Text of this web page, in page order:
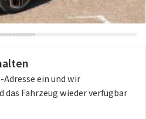
ein und wir
das Fahrzeug wieder verfügbar